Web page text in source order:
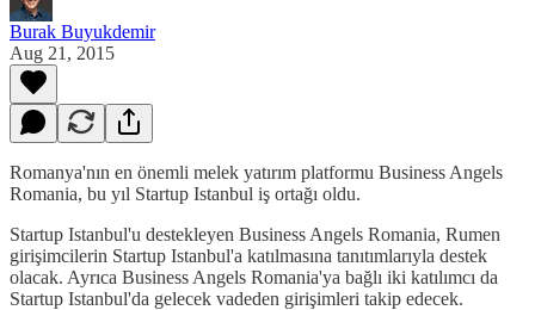
Burak Buyukdemir
Aug 21, 2015
Romanya'nın en önemli melek yatırım platformu Business Angels
Romania, bu yıl Startup Istanbul iş ortağı oldu.
Startup Istanbul'u destekleyen Business Angels Romania, Rumen
girişimcilerin Startup Istanbul'a katılmasına tanıtımlarıyla destek
olacak. Ayrıca Business Angels Romania'ya bağlı iki katılımcı da
Startup Istanbul'da gelecek vadeden girişimleri takip edecek.